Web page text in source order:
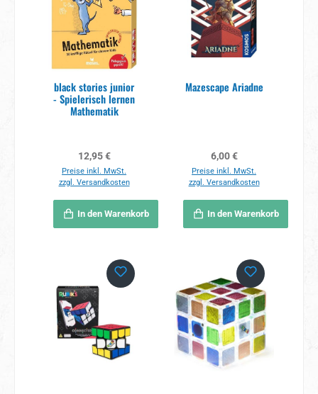
black stories junior
- Spielerisch lernen
Mathematik
Regulärer Preis:
12,95 €
Preise inkl. MwSt.
zzgl. Versandkosten
In den Warenkorb
Mazescape Ariadne
Regulärer Preis:
6,00 €
Preise inkl. MwSt.
zzgl. Versandkosten
In den Warenkorb